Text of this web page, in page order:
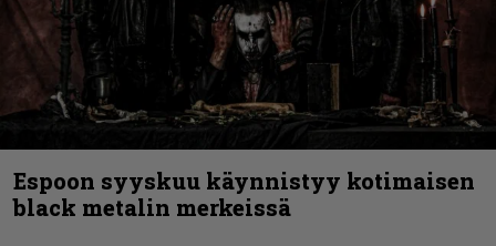
Espoon syyskuu käynnistyy kotimaisen
black metalin merkeissä